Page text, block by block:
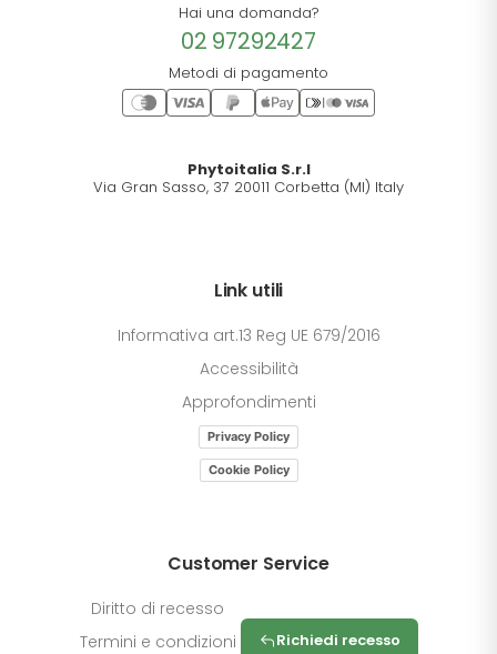
Hai una domanda?
02 97292427
Metodi di pagamento
Phytoitalia S.r.l
Via Gran Sasso, 37 20011 Corbetta (MI) Italy
Link utili
Informativa art.13 Reg UE 679/2016
Accessibilità
Approfondimenti
Privacy Policy
Cookie Policy
Customer Service
Diritto di recesso
Termini e condizioni
Richiedi recesso